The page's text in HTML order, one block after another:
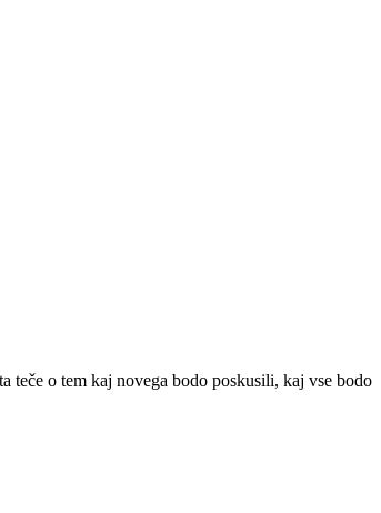
teče o tem kaj novega bodo poskusili, kaj vse bodo